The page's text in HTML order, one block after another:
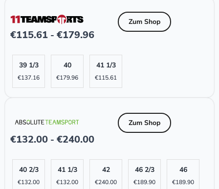
€115.61 - €179.96
Zum Shop
39 1/3
€137.16
40
€179.96
41 1/3
€115.61
€132.00 - €240.00
Zum Shop
40 2/3
€132.00
41 1/3
€132.00
42
€240.00
46 2/3
€189.90
46
€189.90